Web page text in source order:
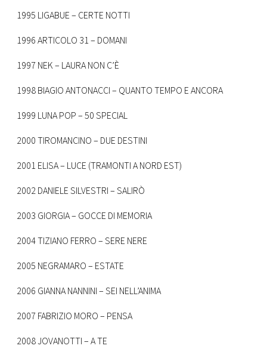
1995 LIGABUE – CERTE NOTTI
1996 ARTICOLO 31 – DOMANI
1997 NEK – LAURA NON C’È
1998 BIAGIO ANTONACCI – QUANTO TEMPO E ANCORA
1999 LUNA POP – 50 SPECIAL
2000 TIROMANCINO – DUE DESTINI
2001 ELISA – LUCE (TRAMONTI A NORD EST)
2002 DANIELE SILVESTRI – SALIRÒ
2003 GIORGIA – GOCCE DI MEMORIA
2004 TIZIANO FERRO – SERE NERE
2005 NEGRAMARO – ESTATE
2006 GIANNA NANNINI – SEI NELL’ANIMA
2007 FABRIZIO MORO – PENSA
2008 JOVANOTTI – A TE